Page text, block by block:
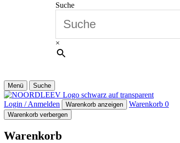
Suche
×
Menü Suche
Login / Anmelden Warenkorb anzeigen Warenkorb 0
Warenkorb verbergen
Warenkorb